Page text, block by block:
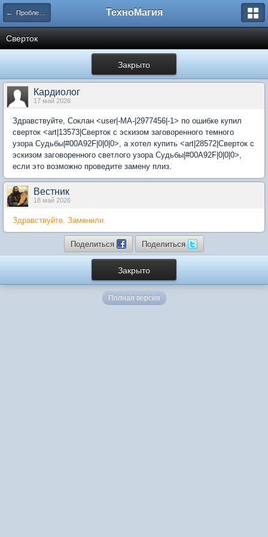
← Проблемы игрового процесса ТехноМагия
Сверток
Закрыто
Кардиолог
17 май 2026
Здравствуйте, Соклан <user|-MA-|2977456|-1> по ошибке купил
сверток <art|13573|Сверток с эскизом заговоренного темного
узора Судьбы|#00A92F|0|0|0>, а хотел купить <art|28572|Сверток с
эскизом заговоренного светлого узора Судьбы|#00A92F|0|0|0>,
если это возможно проведите замену плиз.
Вестник
18 май 2026
Здравствуйте. Заменили.
Поделиться Поделиться
Закрыто
Полная версия